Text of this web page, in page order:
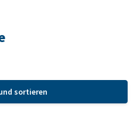
sortieren